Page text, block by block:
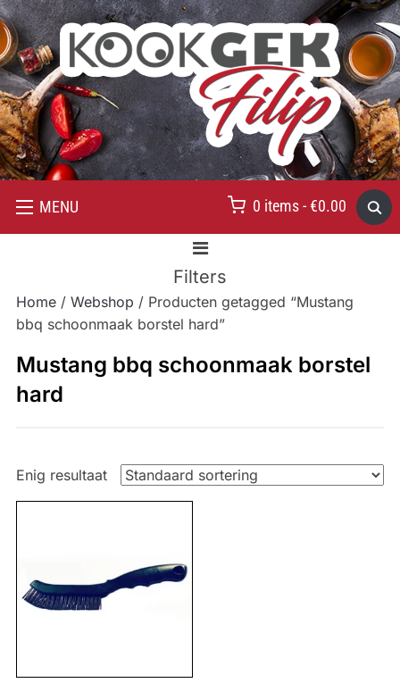
MENU 0 items - €0.00
Filters
Home/ Webshop / Producten getagged “Mustang
bbq schoonmaak borstel hard”
Mustang bbq schoonmaak borstel
hard
Enig resultaat